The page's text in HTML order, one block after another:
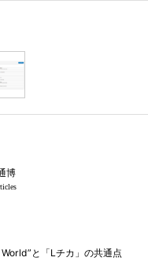
博
Articles
と「Lチカ」の共通点